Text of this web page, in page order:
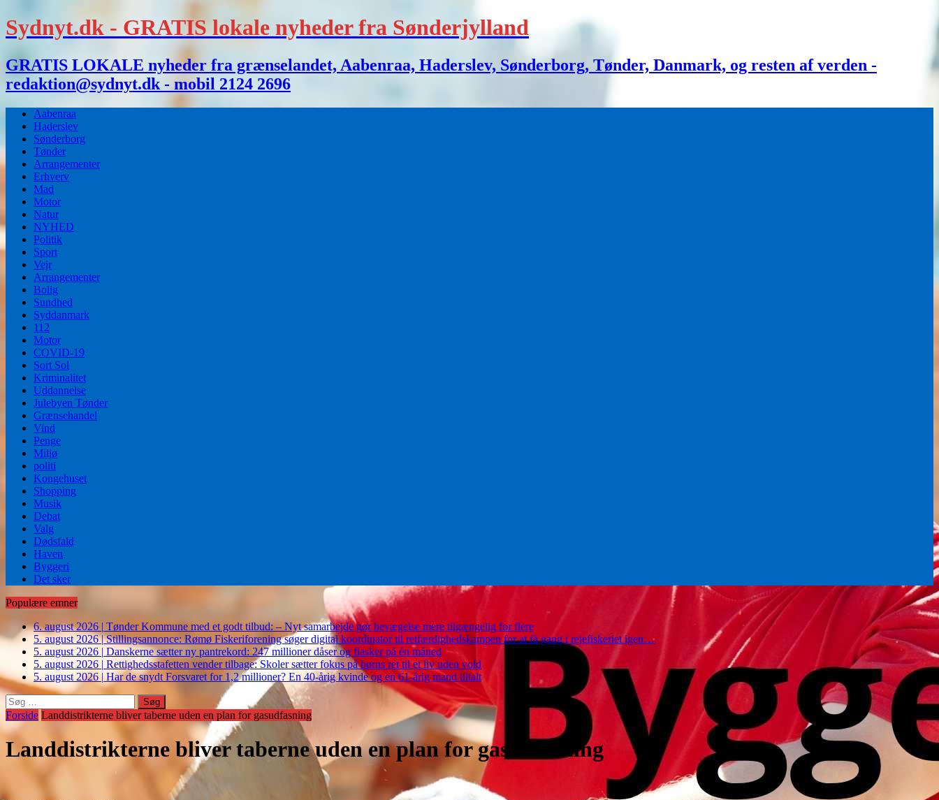
Sydnyt.dk - GRATIS lokale nyheder fra Sønderjylland
GRATIS LOKALE nyheder fra grænselandet, Aabenraa, Haderslev, Sønderborg, Tønder, Danmark, og resten af verden -
redaktion@sydnyt.dk - mobil 2124 2696
Aabenraa
Haderslev
Sønderborg
Tønder
Arrangementer
Erhverv
Mad
Motor
Natur
NYHED
Politik
Sport
Vejr
Arrangementer
Bolig
Sundhed
Syddanmark
112
Motor
COVID-19
Sort Sol
Kriminalitet
Uddannelse
Julebyen Tønder
Grænsehandel
Vind
Penge
Miljø
politi
Kongehuset
Shopping
Musik
Debat
Valg
Dødsfald
Haven
Byggeri
Det sker
Populære emner
6. august 2026 | Tønder Kommune med et godt tilbud: – Nyt samarbejde gør bevægelse mere tilgængelig for flere
5. august 2026 | Stillingsannonce: Rømø Fiskeriforening søger digital koordinator til retfærdighedskampen for at få gang i rejefiskeriet igen…
5. august 2026 | Danskerne sætter ny pantrekord: 247 millioner dåser og flasker på én måned
5. august 2026 | Rettighedsstafetten vender tilbage: Skoler sætter fokus på børns ret til et liv uden vold
5. august 2026 | Har de snydt Forsvaret for 1,2 millioner? En 40-årig kvinde og en 61-årig mand tiltalt
Søg
efter:
Forside Landdistrikterne bliver taberne uden en plan for gasudfasning
Landdistrikterne bliver taberne uden en plan for gasudfasning